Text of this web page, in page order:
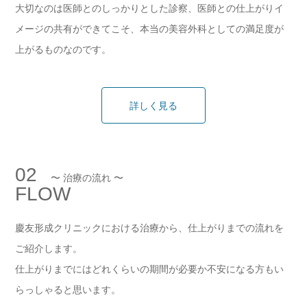
大切なのは医師とのしっかりとした診察、医師との仕上がりイ
メージの共有ができてこそ、本当の美容外科としての満足度が
上がるものなのです。
詳しく見る
02 〜 治療の流れ 〜
FLOW
慶友形成クリニックにおける治療から、仕上がりまでの流れを
ご紹介します。
仕上がりまでにはどれくらいの期間が必要か不安になる方もい
らっしゃると思います。